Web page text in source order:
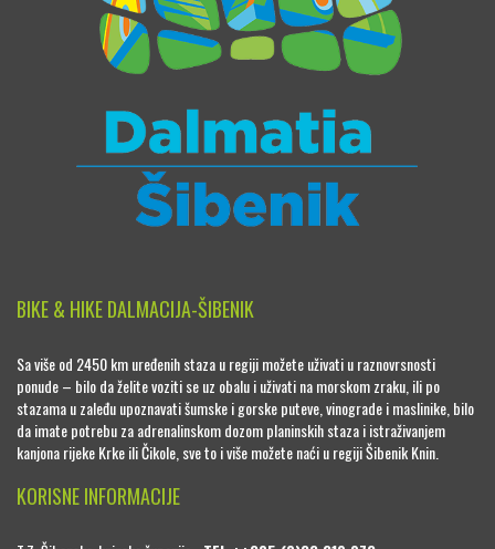
BIKE & HIKE DALMACIJA-ŠIBENIK
Sa više od 2450 km uređenih staza u regiji možete uživati u raznovrsnosti
ponude – bilo da želite voziti se uz obalu i uživati na morskom zraku, ili po
stazama u zaleđu upoznavati šumske i gorske puteve, vinograde i maslinike, bilo
da imate potrebu za adrenalinskom dozom planinskih staza i istraživanjem
kanjona rijeke Krke ili Čikole, sve to i više možete naći u regiji Šibenik Knin.
KORISNE INFORMACIJE